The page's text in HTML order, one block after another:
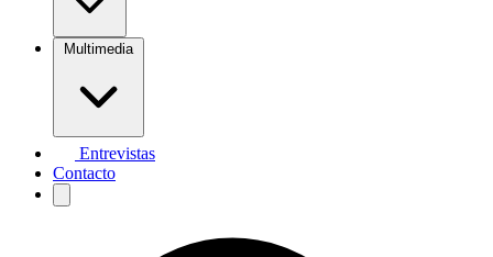
Multimedia
Entrevistas
Contacto